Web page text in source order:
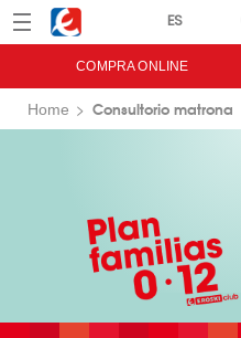
Menú Eroski
COMPRA ONLINE
Home Consultorio matrona